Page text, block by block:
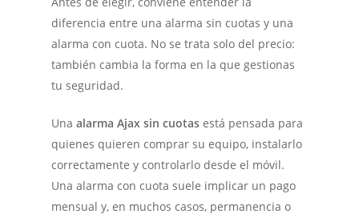
diferencia entre una alarma sin cuotas y una
alarma con cuota. No se trata solo del precio:
también cambia la forma en la que gestionas
tu seguridad.
Unaalarma Ajax sin cuotas está pensada para
quienes quieren comprar su equipo, instalarlo
correctamente y controlarlo desde el móvil.
Una alarma con cuota suele implicar un pago
mensual y, en muchos casos, permanencia o